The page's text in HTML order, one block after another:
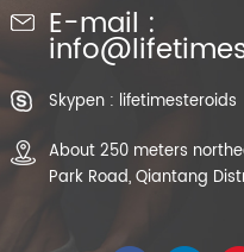
E-mail :
Skypen : lifetimesteroids
About 250 meters
Park Road, Qiantang